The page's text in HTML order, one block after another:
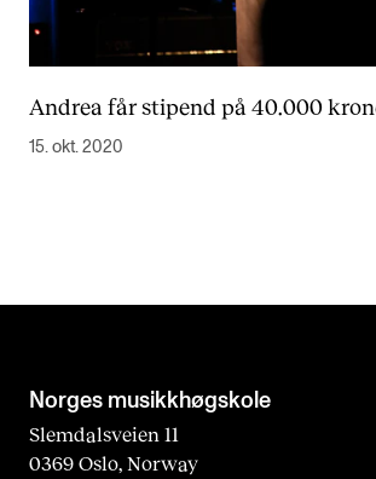
Andrea får stipend på 40.000
15. okt. 2020
Norges musikk­høgskole
Slemdalsveien 11
0369 Oslo, Norway